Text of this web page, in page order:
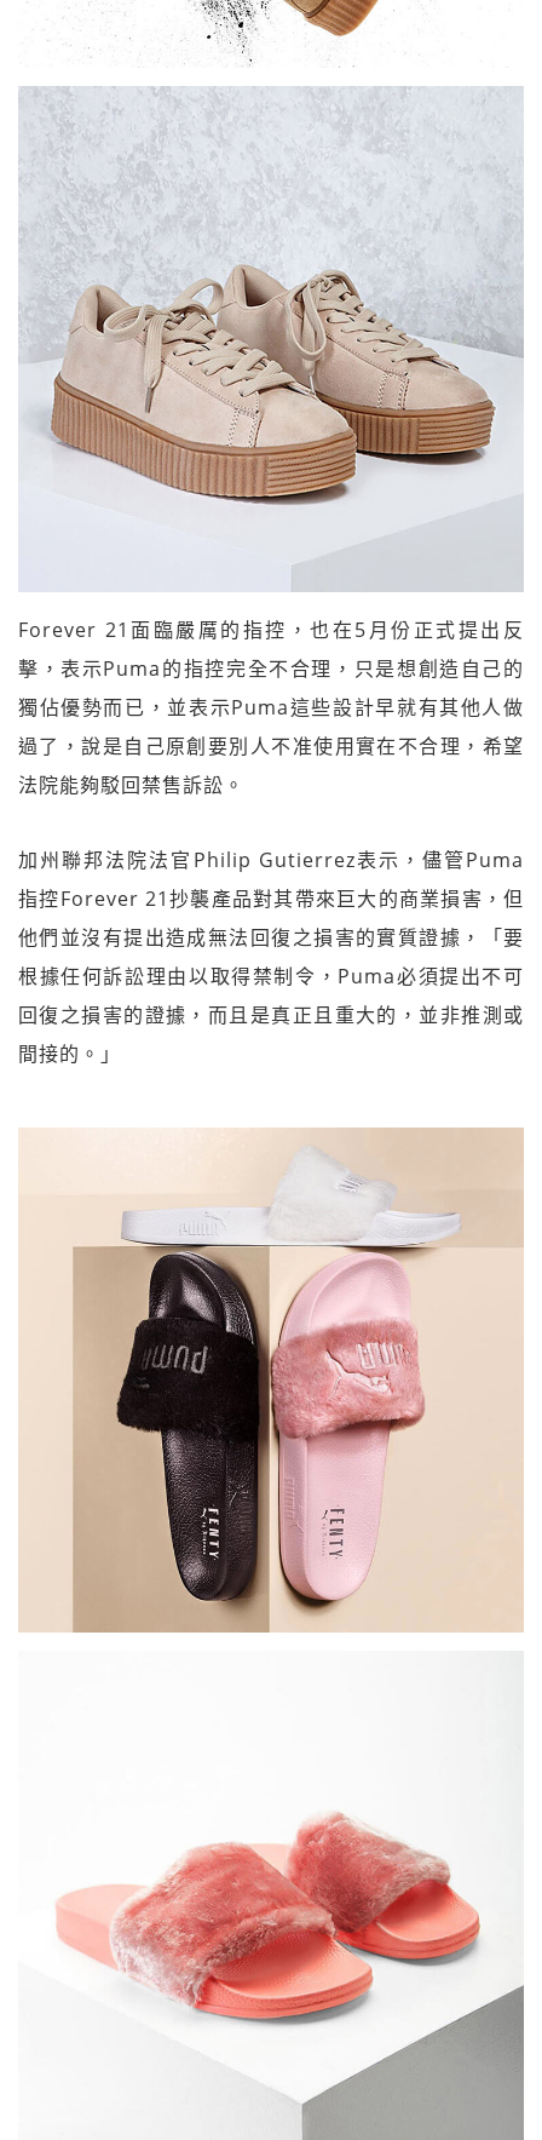
Forever 21面臨嚴厲的指控，也在5月份正式提出反
擊，表示Puma的指控完全不合理，只是想創造自己的
獨佔優勢而已，並表示Puma這些設計早就有其他人做
過了，說是自己原創要別人不准使用實在不合理，希望
法院能夠駁回禁售訴訟。
加州聯邦法院法官Philip Gutierrez表示，儘管Puma
指控Forever 21抄襲產品對其帶來巨大的商業損害，但
他們並沒有提出造成無法回復之損害的實質證據，「要
根據任何訴訟理由以取得禁制令，Puma必須提出不可
回復之損害的證據，而且是真正且重大的，並非推測或
間接的。」